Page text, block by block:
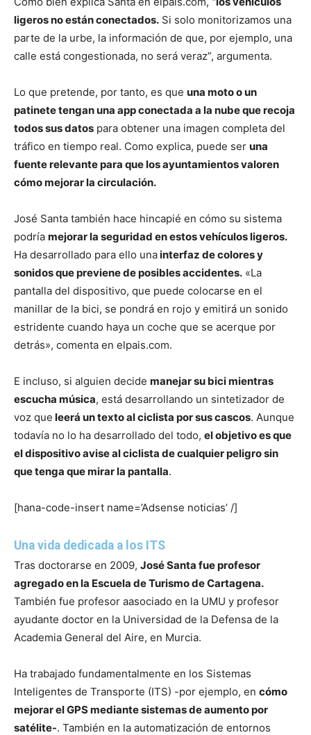
ligeros no están conectados. Si solo monitorizamos una
parte de la urbe, la información de que, por ejemplo, una
calle está congestionada, no será veraz”, argumenta.
Lo que pretende, por tanto, es que una moto o un
patinete tengan una app conectada a la nube que recoja
todos sus datos para obtener una imagen completa del
tráfico en tiempo real. Como explica, puede ser una
fuente relevante para que los ayuntamientos valoren
cómo mejorar la circulación.
José Santa también hace hincapié en cómo su sistema
podría mejorar la seguridad en estos vehículos ligeros.
Ha desarrollado para ello unainterfaz de colores y
sonidos que previene de posibles accidentes. «La
pantalla del dispositivo, que puede colocarse en el
manillar de la bici, se pondrá en rojo y emitirá un sonido
estridente cuando haya un coche que se acerque por
detrás», comenta en elpais.com.
E incluso, si alguien decide manejar su bici mientras
escucha música, está desarrollando un sintetizador de
voz que leerá un texto al ciclista por sus cascos. Aunque
todavía no lo ha desarrollado del todo, el objetivo es que
el dispositivo avise al ciclista de cualquier peligro sin
que tenga que mirar la pantalla.
[hana-code-insert name=’Adsense noticias’ /]
Una vida dedicada a los ITS
Tras doctorarse en 2009, José Santa fue profesor
agregado en la Escuela de Turismo de Cartagena.
También fue profesor aasociado en la UMU y profesor
ayudante doctor en la Universidad de la Defensa de la
Academia General del Aire, en Murcia.
Ha trabajado fundamentalmente en los Sistemas
Inteligentes de Transporte (ITS) -por ejemplo, en cómo
mejorar el GPS mediante sistemas de aumento por
satélite-. También en la automatización de entornos